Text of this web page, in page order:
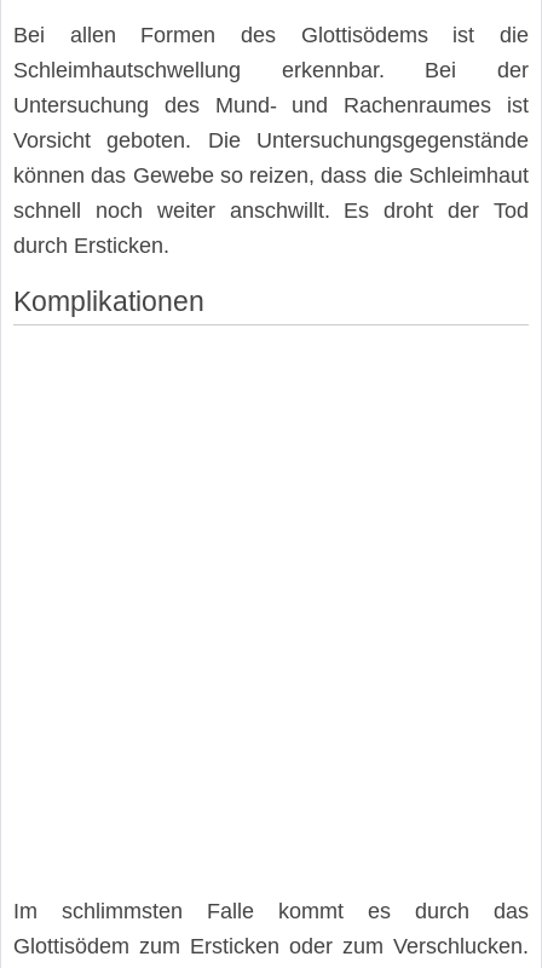
Bei allen Formen des Glottisödems ist die
Schleimhautschwellung erkennbar. Bei der
Untersuchung des Mund- und Rachenraumes ist
Vorsicht geboten. Die Untersuchungsgegenstände
können das Gewebe so reizen, dass die Schleimhaut
schnell noch weiter anschwillt. Es droht der Tod
durch Ersticken.
Komplikationen
Im schlimmsten Falle kommt es durch das
Glottisödem zum Ersticken oder zum Verschlucken.